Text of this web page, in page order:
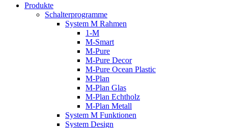
Produkte
Schalterprogramme
System M Rahmen
1-M
M-Smart
M-Pure
M-Pure Decor
M-Pure Ocean Plastic
M-Plan
M-Plan Glas
M-Plan Echtholz
M-Plan Metall
System M Funktionen
System Design